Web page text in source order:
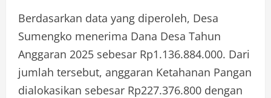
Berdasarkan data yang diperoleh, Desa
Sumengko menerima Dana Desa Tahun
Anggaran 2025 sebesar Rp1.136.884.000. Dari
jumlah tersebut, anggaran Ketahanan Pangan
dialokasikan sebesar Rp227.376.800 dengan